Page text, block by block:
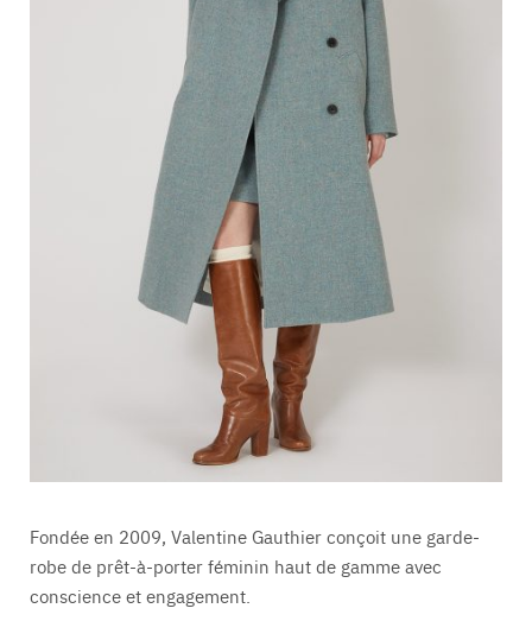
Fondée en 2009, Valentine Gauthier conçoit une garde-
robe de prêt-à-porter féminin haut de gamme avec
conscience et engagement.